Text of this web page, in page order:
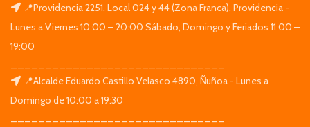
📍Providencia 2251. Local 024 y 44 (Zona Franca), Providencia -
Lunes a Viernes 10:00 – 20:00 Sábado, Domingo y Feriados 11:00 –
19:00
📍Alcalde Eduardo Castillo Velasco 4890, Ñuñoa - Lunes a
Domingo de 10:00 a 19:30